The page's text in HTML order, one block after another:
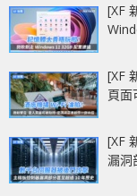
[XF
[XF
頁面
[XF
漏洞